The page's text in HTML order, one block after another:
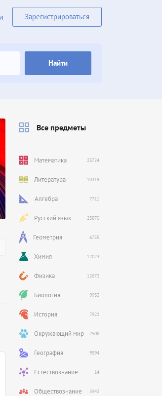
Зарегистрироваться
Найти
Все предметы
Математика 23724
Литература 10319
Алгебра 7711
Русский язык 23870
Геометрия 6755
Химия 12023
Физика 12672
Биология 9933
История 7922
Окружающий мир 2508
География 9594
Естествознание 14
Обществознание 5942